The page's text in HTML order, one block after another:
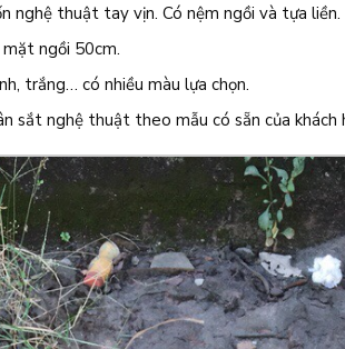
nghệ thuật tay vịn. Có nệm ngồi và tựa liền.
ngồi 50cm.
trắng… có nhiều màu lựa chọn.
sắt nghệ thuật theo mẫu có sẵn của khách